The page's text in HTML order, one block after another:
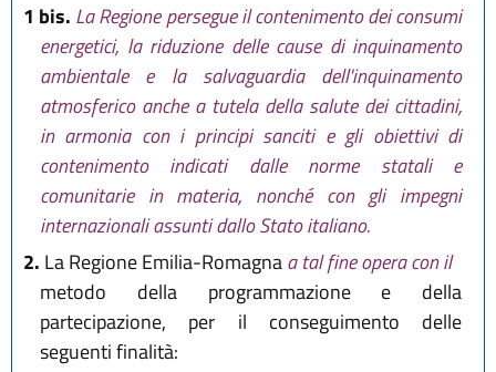
1 bis. La Regione persegue il contenimento dei consumi
energetici, la riduzione delle cause di inquinamento
ambientale e la salvaguardia dell'inquinamento
atmosferico anche a tutela della salute dei cittadini,
in armonia con i principi sanciti e gli obiettivi di
contenimento indicati dalle norme statali e
comunitarie in materia, nonché con gli impegni
internazionali assunti dallo Stato italiano.
2. La Regione Emilia-Romagnaa tal fine opera con il
metodo della programmazione e della
partecipazione, per il conseguimento delle
seguenti finalità: